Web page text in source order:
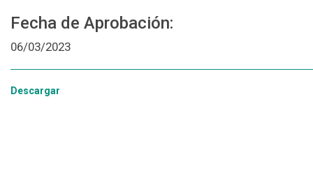
Fecha de Aprobación:
06/03/2023
Descargar